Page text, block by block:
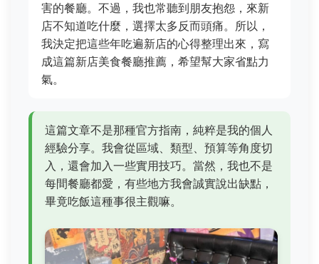
害的餐廳。不過，我也常聽到朋友抱怨，來新
店不知道吃什麼，選擇太多反而頭痛。所以，
我決定把這些年吃遍新店的心得整理出來，寫
成這篇新店美食餐廳推薦，希望幫大家省點力
氣。
這篇文章不是那種官方指南，純粹是我的個人
經驗分享。我會從區域、類型、預算等角度切
入，還會加入一些實用技巧。當然，我也不是
每間餐廳都愛，有些地方我會誠實說出缺點，
畢竟吃飯這種事很主觀嘛。